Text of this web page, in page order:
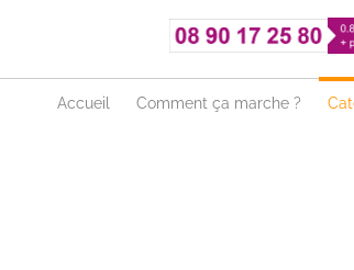
Accueil Comment ça marche ?